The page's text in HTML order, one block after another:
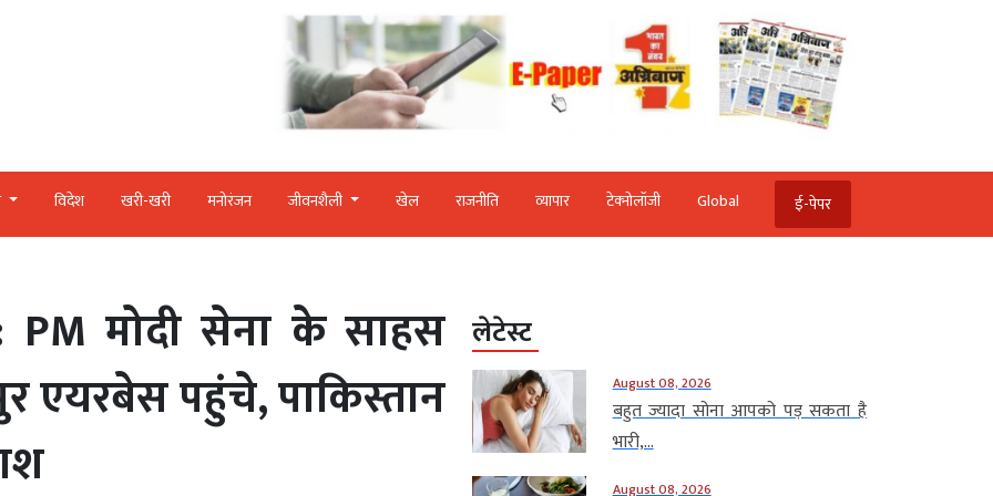
विदेश खरी-खरी मनोरंजन जीवनशैली खेल राजनीति व्‍यापार टेक्‍नोलॉजी Global ई-पेपर
PM मोदी सेना के साहस
पहुंचे, पाकिस्तान
लेटेस्ट
August 08, 2026
बहुत ज्यादा सोना आपको पड़ सकता है
भारी,...
August 08, 2026